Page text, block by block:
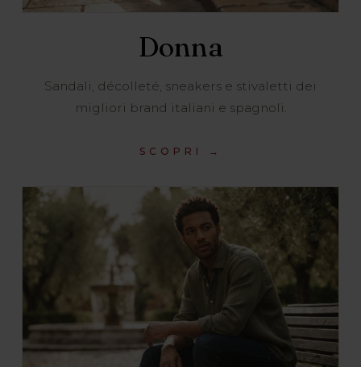
Donna
Sandali, décolleté, sneakers e stivaletti dei
migliori brand italiani e spagnoli.
SCOPRI →